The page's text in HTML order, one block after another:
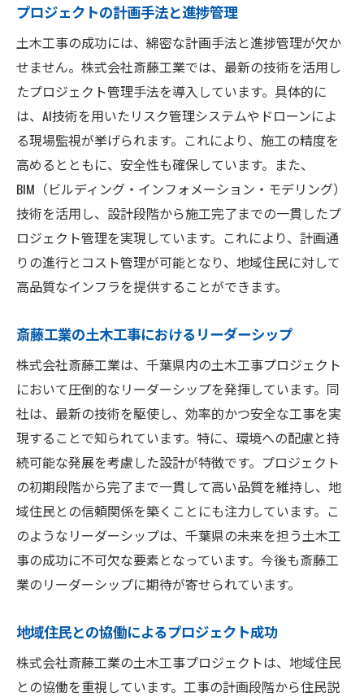
防災に配慮したインフラの設計
千葉県のインフラ強化を担う土木プロジェクト
交通ネットワークの拡充と改善
電力供給システムの強化
上下水道の拡張と維持管理
通信インフラの最新化
地域の経済発展を支える基盤整備
未来の都市計画とインフラ整備の展望
地域の未来を支える千葉県の土木工事の取り組
み
地域住民との対話と共創
地域経済の活性化と新規事業創出
都市と農村のバランスを取る開発
持続可能な社会を目指した土木政策
地域の歴史と文化を尊重する開発
プロジェクトの計画手法と進捗管理
土木工事の成功には、綿密な計画手法と進捗管理が欠か
せません。株式会社斎藤工業では、最新の技術を活用し
たプロジェクト管理手法を導入しています。具体的に
は、AI技術を用いたリスク管理システムやドローンによ
る現場監視が挙げられます。これにより、施工の精度を
高めるとともに、安全性も確保しています。また、
BIM（ビルディング・インフォメーション・モデリング）
技術を活用し、設計段階から施工完了までの一貫したプ
ロジェクト管理を実現しています。これにより、計画通
りの進行とコスト管理が可能となり、地域住民に対して
高品質なインフラを提供することができます。
斎藤工業の土木工事におけるリーダーシップ
株式会社斎藤工業は、千葉県内の土木工事プロジェクト
において圧倒的なリーダーシップを発揮しています。同
社は、最新の技術を駆使し、効率的かつ安全な工事を実
現することで知られています。特に、環境への配慮と持
続可能な発展を考慮した設計が特徴です。プロジェクト
の初期段階から完了まで一貫して高い品質を維持し、地
域住民との信頼関係を築くことにも注力しています。こ
のようなリーダーシップは、千葉県の未来を担う土木工
事の成功に不可欠な要素となっています。今後も斎藤工
業のリーダーシップに期待が寄せられています。
地域住民との協働によるプロジェクト成功
株式会社斎藤工業の土木工事プロジェクトは、地域住民
との協働を重視しています。工事の計画段階から住民説